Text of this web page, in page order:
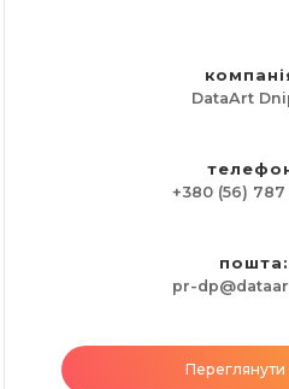
DataArt
+380 (56) 787
пошта:
pr-
Переглянути